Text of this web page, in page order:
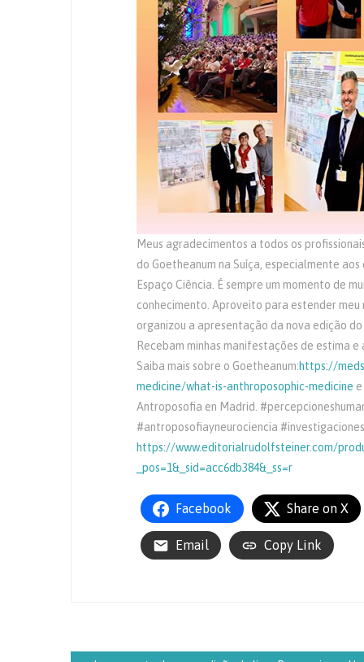
Meus agradecimentos a todos os
do Goetheanum na Suíça, especialmente
Espaço Ciência. É sempre um momento de
conhecimento. Aproveito para estender
organizou a apresentação da nova edição
Recebam minhas manifestações de estima
Saiba mais sobre o Goetheanum:https://
medicine/what-is-anthroposophic-medicine
Antroposofia en Madrid.
#antroposofiayneurociencia
https://www.editorialrudolfsteiner.com/
_pos=1&_sid=acc6db384&_ss=r
Facebook Share on X
Email Copy Link